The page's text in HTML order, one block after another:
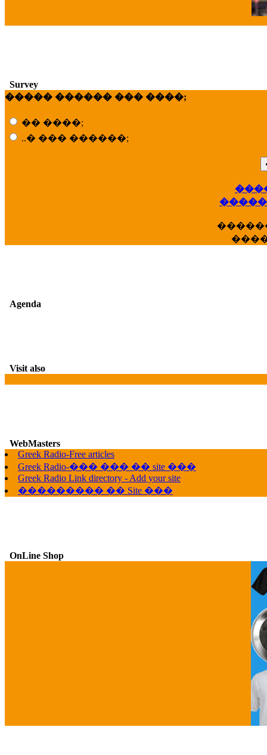
Survey
����� ������ ��� ����;
�� ����;
..� ��� ������;
Agenda
Visit also
WebMasters
Greek Radio-Free articles
Greek Radio-��� ��� �� site ���
Greek Radio Link directory - Add your site
��������� �� Site ���
OnLine Shop